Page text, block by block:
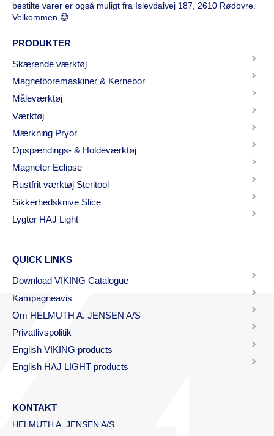
bestilte varer er også muligt fra Islevdalvej 187, 2610 Rødovre.
Velkommen 😊
PRODUKTER
Skærende værktøj
Magnetboremaskiner & Kernebor
Måleværktøj
Værktøj
Mærkning Pryor
Opspændings- & Holdeværktøj
Magneter Eclipse
Rustfrit værktøj Steritool
Sikkerhedsknive Slice
Lygter HAJ Light
QUICK LINKS
Download VIKING Catalogue
Kampagneavis
Om HELMUTH A. JENSEN A/S
Privatlivspolitik
English VIKING products
English HAJ LIGHT products
KONTAKT
HELMUTH A. JENSEN A/S